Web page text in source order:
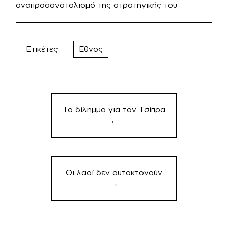
αναπροσανατολισμό της στρατηγικής του
Ετικέτες Εθνος
Πλοήγηση
άρθρων
Το δίλημμα για τον Τσίπρα
←
Οι λαοί δεν αυτοκτονούν
→